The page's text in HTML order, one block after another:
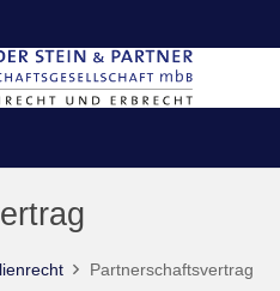
Partnerschaftsvertrag